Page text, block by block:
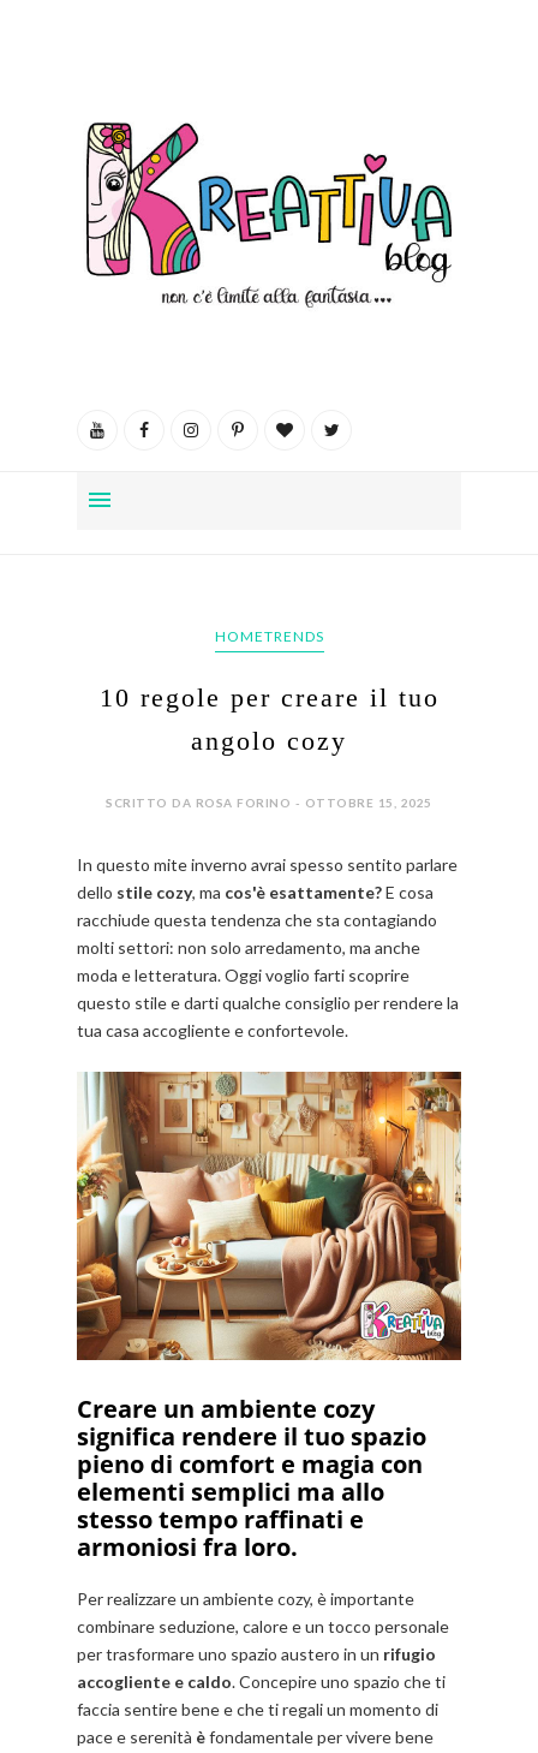
HOMETRENDS
10 regole per creare il tuo
angolo cozy
SCRITTO DA ROSA FORINO - OTTOBRE 15, 2025
In questo mite inverno avrai spesso sentito parlare
dello stile cozy, ma cos'è esattamente?E cosa
racchiude questa tendenza che sta contagiando
molti settori: non solo arredamento, ma anche
moda e letteratura. Oggi voglio farti scoprire
questo stile e darti qualche consiglio per rendere la
tua casa accogliente e confortevole.
Creare un ambiente cozy
significa rendere il tuo spazio
pieno di comfort e magia con
elementi semplici ma allo
stesso tempo raffinati e
armoniosi fra loro.
Per realizzare un ambiente cozy, è importante
combinare seduzione, calore e un tocco personale
per trasformare uno spazio austero in un rifugio
accogliente e caldo. Concepire uno spazio che ti
faccia sentire bene e che ti regali un momento di
pace e serenità èfondamentale per vivere bene